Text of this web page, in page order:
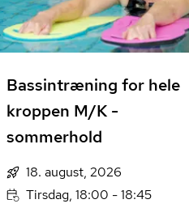
Bassintræning for hele
kroppen M/K -
sommerhold
18. august, 2026
Tirsdag, 18:00 - 18:45